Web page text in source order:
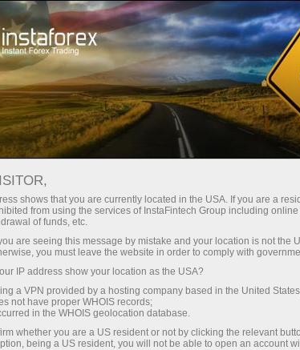
ngay lập tức Tải nền tảng giao dịch
người mới bắt
đầu
Dành cho nhà đầu
tư
Dành cho đối tác
các
họ dự
và kịp
với
quốc
hiển thị
shows that you are currently located in the USA. If you are a
from using the services of InstaFintech Group including
of funds, etc.
are seeing this message by mistake and your location is not the
you must leave the website in order to comply with
IP address show your location as the USA?
a VPN provided by a hosting company based in the United
not have proper WHOIS records;
in the WHOIS geolocation database.
whether you are a US resident or not by clicking the relevant
being a US resident, you will not be able to open an account